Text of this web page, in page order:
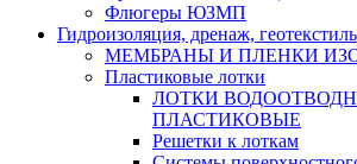
Флюгеры ЮЗМП
Гидроизоляция, дренаж, геотекстиль
МЕМБРАНЫ И ПЛЕНКИ
Пластиковые лотки
ЛОТКИ
ПЛАСТИКОВЫЕ
Решетки к лоткам